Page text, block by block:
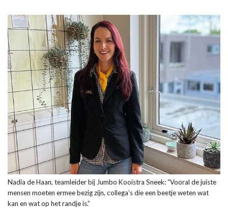
Nadia de Haan, teamleider bij Jumbo Kooistra Sneek: “Vooral de juiste
mensen moeten ermee bezig zijn, collega’s die een beetje weten wat
kan en wat op het randje is.”